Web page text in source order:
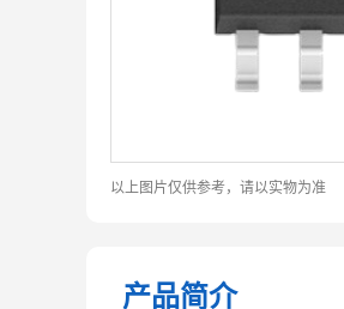
以上图片仅供参考，请以实物为准
产品简介